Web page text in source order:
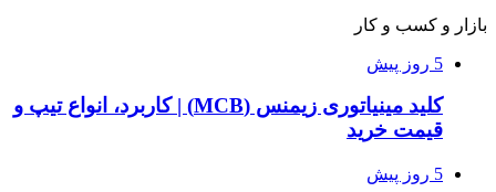
بازار و کسب و کار
5 روز پیش
کلید مینیاتوری زیمنس (MCB) | کاربرد، انواع تیپ و
قیمت خرید
5 روز پیش